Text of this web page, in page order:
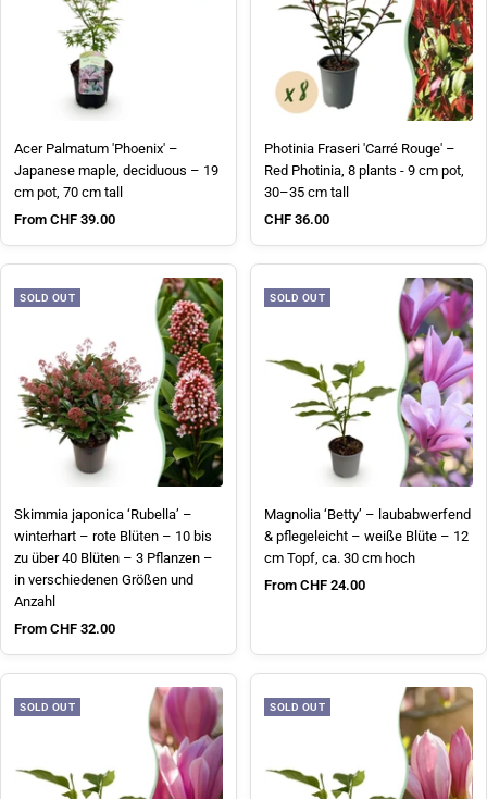
Acer Palmatum 'Phoenix' –
Japanese maple, deciduous – 19
cm pot, 70 cm tall
Sale price
From CHF 39.00
Photinia Fraseri 'Carré Rouge' –
Red Photinia, 8 plants - 9 cm pot,
30–35 cm tall
Sale price
CHF 36.00
SOLD OUT
Skimmia japonica ‘Rubella’ –
winterhart – rote Blüten – 10 bis
zu über 40 Blüten – 3 Pflanzen –
in verschiedenen Größen und
Anzahl
Sale price
From CHF 32.00
SOLD OUT
Magnolia ‘Betty’ – laubabwerfend
& pflegeleicht – weiße Blüte – 12
cm Topf, ca. 30 cm hoch
Sale price
From CHF 24.00
SOLD OUT SOLD OUT